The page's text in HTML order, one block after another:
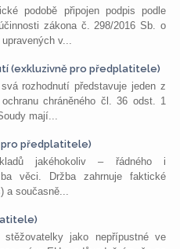
podobě připojen podpis podle
zákona č. 298/2016 Sb. o
v...
(exkluzivně pro předplatitele)
rozhodnutí představuje jeden z
chráněného čl. 36 odst. 1
mají...
pro předplatitele)
jakéhokoliv – řádného i
věci. Držba zahrnuje faktické
a současně...
jako nepřípustné ve